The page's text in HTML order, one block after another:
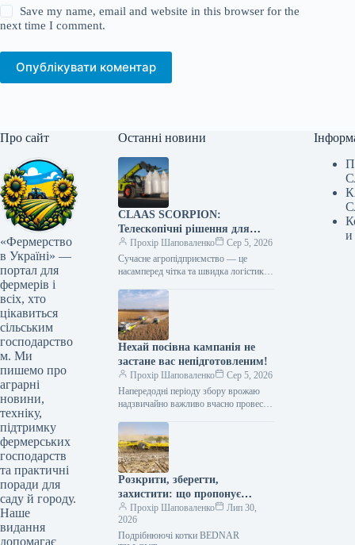
Save my name, email and website in this browser for the
next time I comment.
Опублікувати коментар
Про сайт
«Фермерство
в Україні» —
портал для
фермерів і
всіх, хто
цікавиться
сільським
господарство
м. Ми
пишемо про
аграрні
новини,
техніку,
підтримку
фермерських
господарств
та практичні
поради для
саду й городу.
Наше
видання
допомагає
Останні новини
CLAAS SCORPION:
Телескопічні рішення для
ефективного агрологістичного
менеджменту
Прохір Шаповаленко
Сер 5, 2026
Сучасне агропідприємство — це
насамперед чітка та швидка логістика.
тисяч тонн зерна, робота з
біогазовими…
Нехай посівна кампанія не
застане вас непідготовленим!
Прохір Шаповаленко
Сер 5, 2026
Напередодні періоду збору врожаю
надзвичайно важливо вчасно провести
виконати всі процедури планового
технічного
обслуговування.Оптимальним
вибором є…
Розкрити, зберегти,
захистити: що пропонує
обробка рослинних залишків
котками BEDNAR TILLCUT
Прохір Шаповаленко
Лип 30,
2026
Подрібнюючі котки BEDNAR
и